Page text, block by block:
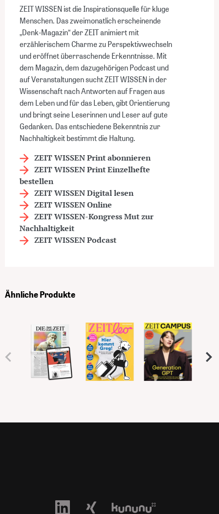
ZEIT WISSEN ist die Inspirationsquelle für kluge
Menschen. Das zweimonatlich erscheinende
„Denk-Magazin“ der ZEIT animiert mit
erzählerischem Charme zu Perspektivwechseln
und eröffnet überraschende Erkenntnisse. Mit
dem Magazin, dem dazugehörigen Podcast und
auf Veranstaltungen sucht ZEIT WISSEN in der
Wissenschaft nach Antworten auf Fragen aus
dem Leben und für das Leben, gibt Orientierung
und bringt seine Leserinnen und Leser auf gute
Gedanken. Das entschiedene Bekenntnis zur
Nachhaltigkeit bestimmt die Haltung.
ZEIT WISSEN Print abonnieren
bestellen
ZEIT WISSEN Digital lesen
ZEIT WISSEN Online
Nachhaltigkeit
ZEIT WISSEN Podcast
Ähnliche Produkte